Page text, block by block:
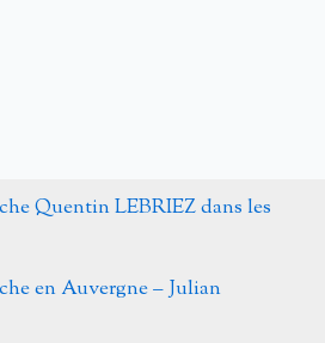
Quentin LEBRIEZ dans les
en Auvergne – Julian